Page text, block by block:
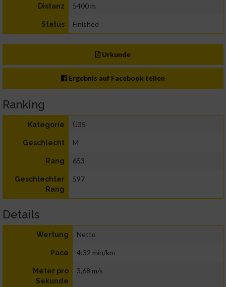
Distanz 5400 m
Status Finished
Urkunde
Ergebnis auf Facebook teilen
Ranking
Kategorie Ü35
Geschlecht M
Rang 653
Geschlechter
Rang
597
Details
Wertung Netto
Pace 4:32 min/km
Meter pro
Sekunde
3,68 m/s